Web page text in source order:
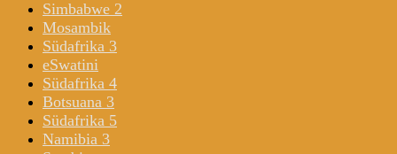
Simbabwe 2
Mosambik
Südafrika 3
eSwatini
Südafrika 4
Botsuana 3
Südafrika 5
Namibia 3